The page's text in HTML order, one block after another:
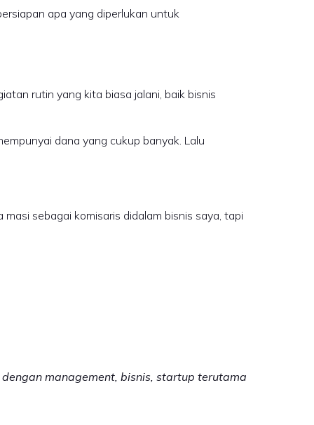
apa yang diperlukan untuk
rutin yang kita biasa jalani, baik bisnis
dana yang cukup banyak. Lalu
sebagai komisaris didalam bisnis saya, tapi
management, bisnis, startup terutama